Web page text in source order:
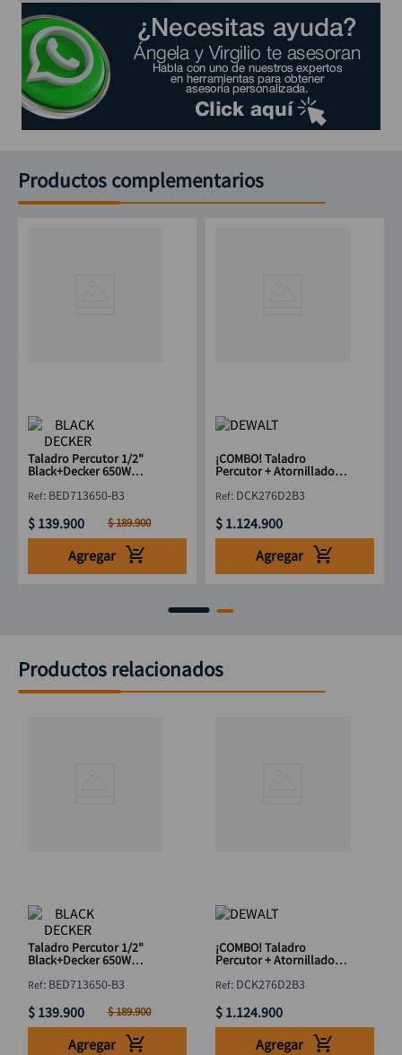
Productos complementarios
Taladro Percutor 1/2"
Black+Decker 650W
: BED713650-B3
$ 139.900 $189.900
Agregar
¡COMBO! Taladro
Percutor + Atornillador
2 Baterías
: DCK276D2B3
$ 1.124.900
Agregar
Productos relacionados
Taladro Percutor 1/2"
Black+Decker 650W
: BED713650-B3
$ 139.900 $189.900
Agregar
¡COMBO! Taladro
Percutor + Atornillador
2 Baterías
: DCK276D2B3
$ 1.124.900
Agregar